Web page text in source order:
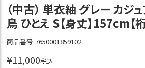
（中古） 単衣紬 グレー カジ
鳥 ひとえ S【身丈】157cm【
商品番号 7650001859102
¥11,000税込